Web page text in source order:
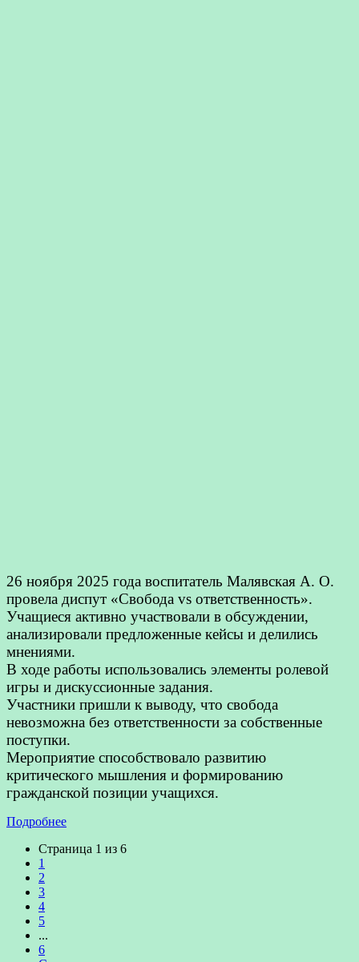
26 ноября 2025 года воспитатель Малявская А. О.
провела диспут «Свобода vs ответственность».
Учащиеся активно участвовали в обсуждении,
анализировали предложенные кейсы и делились
мнениями.
В ходе работы использовались элементы ролевой
игры и дискуссионные задания.
Участники пришли к выводу, что свобода
невозможна без ответственности за собственные
поступки.
Мероприятие способствовало развитию
критического мышления и формированию
гражданской позиции учащихся.
Подробнее
Страница 1 из 6
1
2
3
4
5
...
6